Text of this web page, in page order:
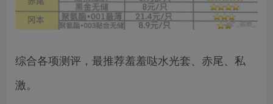
综合各项测评，最推荐羞羞哒水光套、赤尾、私
激。